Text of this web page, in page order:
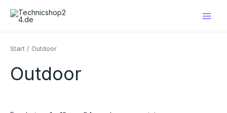
Inhalt
Start / Outdoor
Outdoor